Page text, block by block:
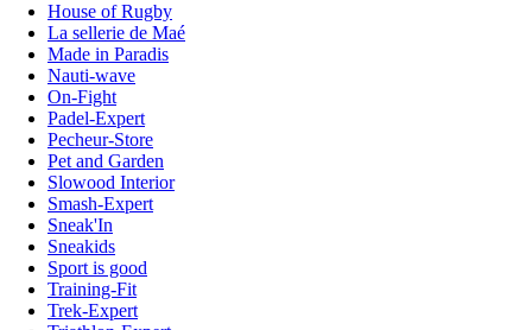
House of Rugby
La sellerie de Maé
Made in Paradis
Nauti-wave
On-Fight
Padel-Expert
Pecheur-Store
Pet and Garden
Slowood Interior
Smash-Expert
Sneak'In
Sneakids
Sport is good
Training-Fit
Trek-Expert